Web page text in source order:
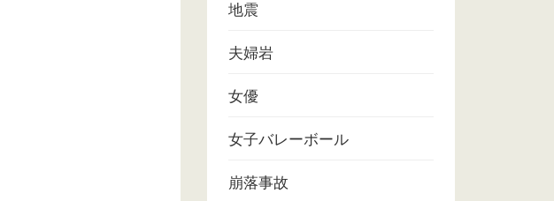
地震
夫婦岩
女優
女子バレーボール
崩落事故